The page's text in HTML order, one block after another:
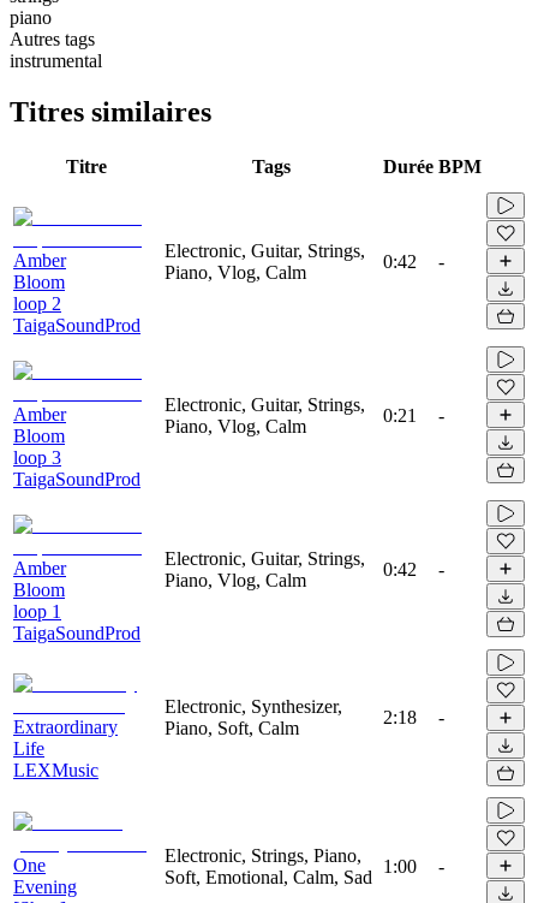
piano
Autres tags
instrumental
Titres similaires
Titre Tags Durée BPM
Amber
Bloom
loop 2
TaigaSoundProd
Electronic, Guitar, Strings,
Piano, Vlog, Calm
0:42 -
Amber
Bloom
loop 3
TaigaSoundProd
Electronic, Guitar, Strings,
Piano, Vlog, Calm
0:21 -
Amber
Bloom
loop 1
TaigaSoundProd
Electronic, Guitar, Strings,
Piano, Vlog, Calm
0:42 -
Extraordinary
Life
LEXMusic
Electronic, Synthesizer,
Piano, Soft, Calm
2:18 -
One
Evening
Electronic, Strings, Piano,
Soft, Emotional, Calm, Sad
1:00 -